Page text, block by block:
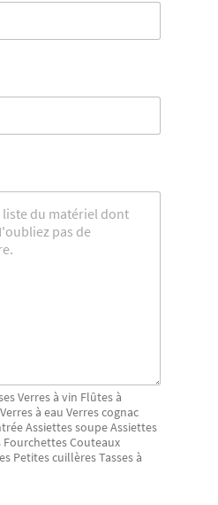
Verres à vin Flûtes à
à eau Verres cognac
Assiettes soupe Assiettes
Fourchettes Couteaux
Petites cuillères Tasses à